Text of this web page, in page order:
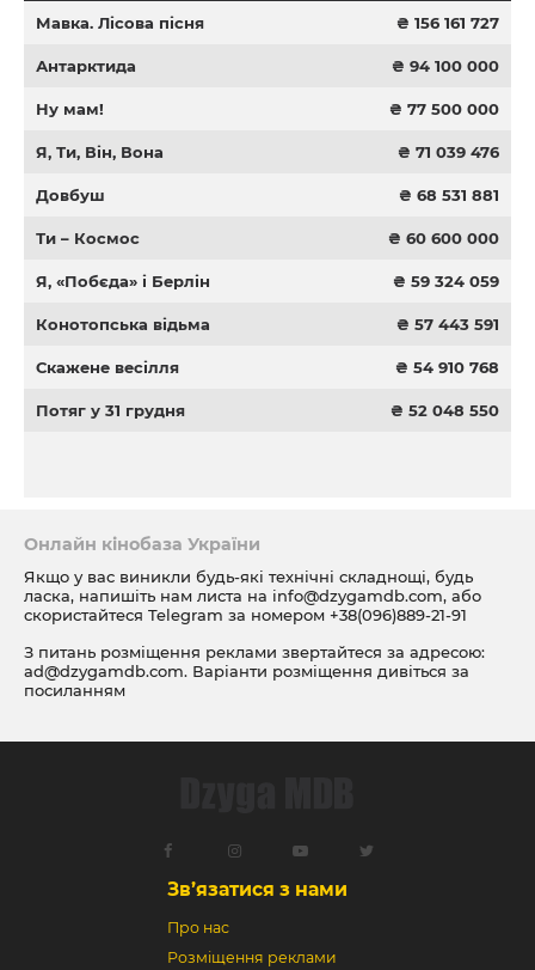
Мавка. Лісова пісня ₴ 156 161 727
Антарктида ₴ 94 100 000
Ну мам! ₴ 77 500 000
Я, Ти, Він, Вона ₴ 71 039 476
Довбуш ₴ 68 531 881
Ти – Космос ₴ 60 600 000
Я, «Побєда» і Берлін ₴ 59 324 059
Конотопська відьма ₴ 57 443 591
Скажене весілля ₴ 54 910 768
Потяг у 31 грудня ₴ 52 048 550
Онлайн кінобаза України
Якщо у вас виникли будь-які технічні складнощі, будь
ласка, напишіть нам листа на info@dzygamdb.com, або
скористайтеся Telegram за номером +38(096)889-21-91
З питань розміщення реклами звертайтеся за адресою:
ad@dzygamdb.com. Варіанти розміщення дивіться за
посиланням
Зв’язатися з нами
Про нас
Розміщення реклами